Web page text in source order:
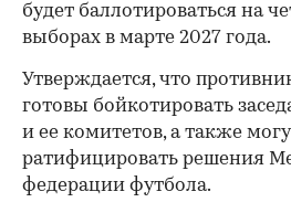
будет баллотироваться на
выборах в марте 2027 года.
Утверждается, что
готовы бойкотировать
и ее комитетов, а также
ратифицировать решения
федерации футбола.